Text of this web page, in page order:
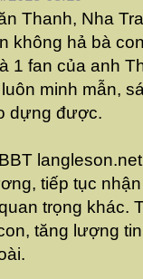
Thanh, Nha
không hả bà
1 fan của anh
minh mẫn,
dựng được.
tiếp tục
trọng khác.
tăng lượng